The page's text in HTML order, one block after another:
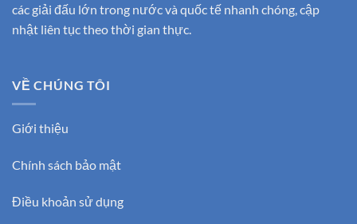
các giải đấu lớn trong nước và quốc tế nhanh chóng, cập
nhật liên tục theo thời gian thực.
VỀ CHÚNG TÔI
Giới thiệu
Chính sách bảo mật
Điều khoản sử dụng